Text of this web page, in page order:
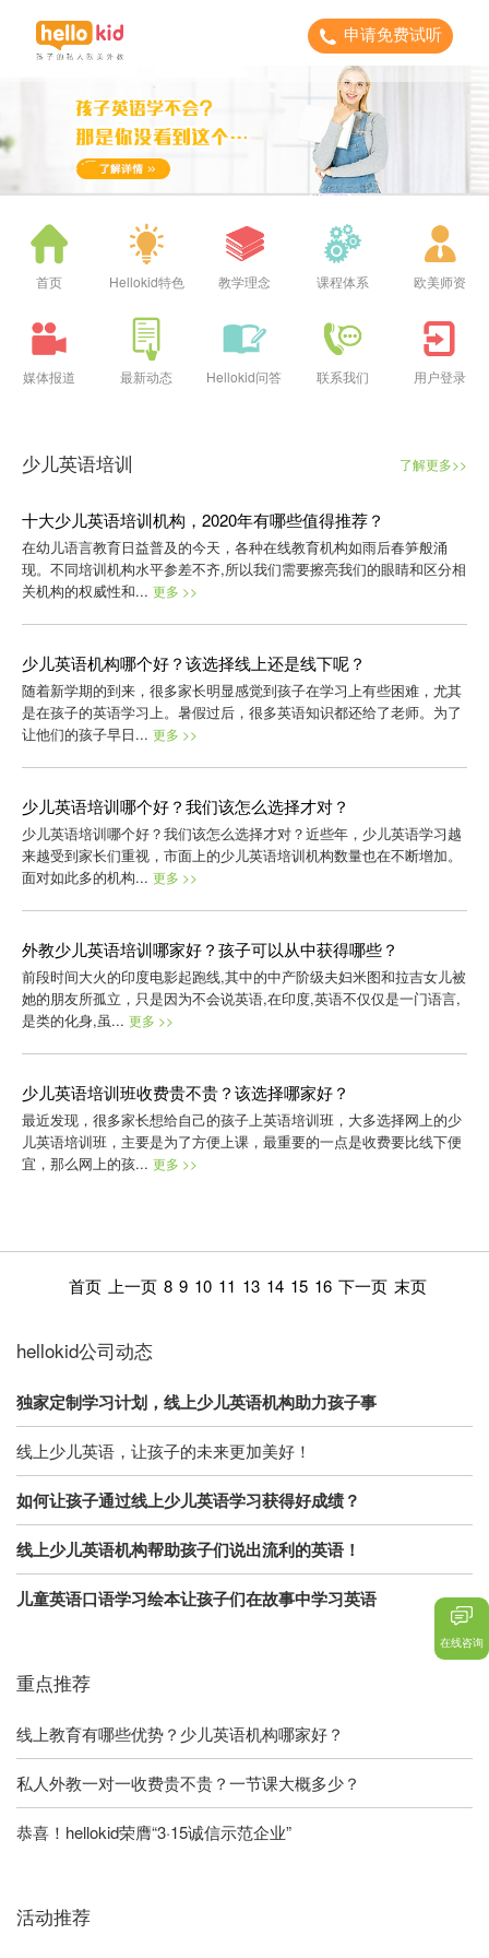
申请免费试听
首页 Hellokid特色 教学理念 课程体系 欧美师资
媒体报道 最新动态 Hellokid问答 联系我们 用户登录
少儿英语培训 了解更多>>
十大少儿英语培训机构，2020年有哪些值得推荐？
在幼儿语言教育日益普及的今天，各种在线教育机构如雨后春笋般涌
现。不同培训机构水平参差不齐,所以我们需要擦亮我们的眼睛和区分相
关机构的权威性和... 更多 >>
少儿英语机构哪个好？该选择线上还是线下呢？
随着新学期的到来，很多家长明显感觉到孩子在学习上有些困难，尤其
是在孩子的英语学习上。暑假过后，很多英语知识都还给了老师。为了
让他们的孩子早日... 更多 >>
少儿英语培训哪个好？我们该怎么选择才对？
少儿英语培训哪个好？我们该怎么选择才对？近些年，少儿英语学习越
来越受到家长们重视，市面上的少儿英语培训机构数量也在不断增加。
面对如此多的机构... 更多 >>
外教少儿英语培训哪家好？孩子可以从中获得哪些？
前段时间大火的印度电影起跑线,其中的中产阶级夫妇米图和拉吉女儿被
她的朋友所孤立，只是因为不会说英语,在印度,英语不仅仅是一门语言,
是类的化身,虽... 更多 >>
少儿英语培训班收费贵不贵？该选择哪家好？
最近发现，很多家长想给自己的孩子上英语培训班，大多选择网上的少
儿英语培训班，主要是为了方便上课，最重要的一点是收费要比线下便
宜，那么网上的孩... 更多 >>
首页 上一页 8 9 10 11 13 14 15 16 下一页 末页
hellokid公司动态
独家定制学习计划，线上少儿英语机构助力孩子事
线上少儿英语，让孩子的未来更加美好！
如何让孩子通过线上少儿英语学习获得好成绩？
线上少儿英语机构帮助孩子们说出流利的英语！
儿童英语口语学习绘本让孩子们在故事中学习英语
重点推荐
线上教育有哪些优势？少儿英语机构哪家好？
私人外教一对一收费贵不贵？一节课大概多少？
恭喜！hellokid荣膺“3·15诚信示范企业”
活动推荐
在线咨询